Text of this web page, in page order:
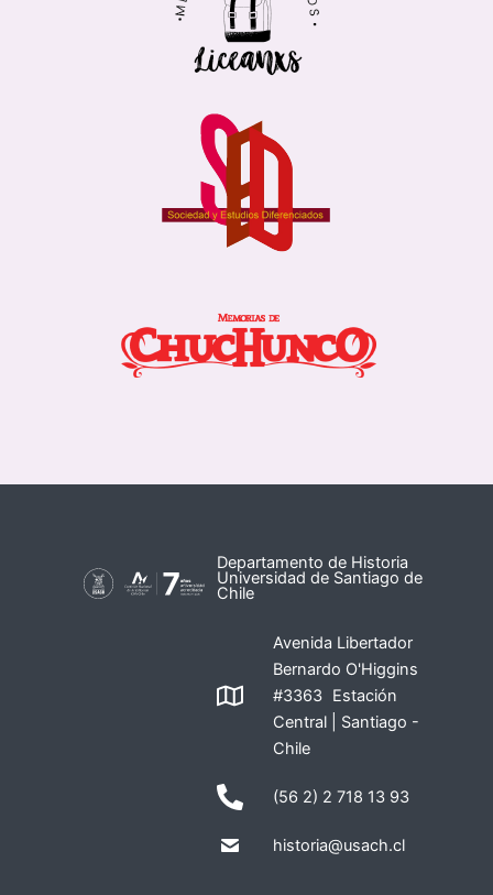
Departamento de Historia
Universidad de Santiago de
Chile
Avenida Libertador
Bernardo O'Higgins
#3363 Estación
Central | Santiago -
Chile
(56 2) 2 718 13 93
historia@usach.cl